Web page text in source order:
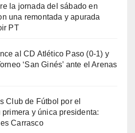
la jornada del sábado en
una remontada y apurada
PT
al CD Atlético Paso (0-1) y
‘San Ginés’ ante el Arenas
Club de Fútbol por el
y única presidenta:
Carrasco